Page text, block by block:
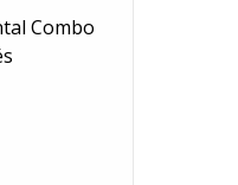
Combo